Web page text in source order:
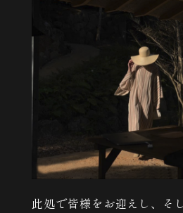
此処で皆様をお迎えし、そ